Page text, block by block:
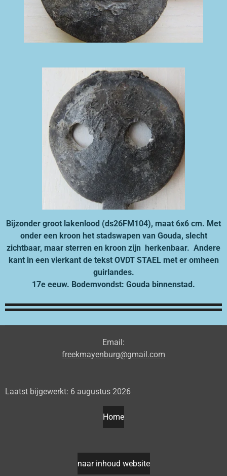
Bijzonder groot lakenlood (ds26FM104), maat 6x6 cm. Met
onder een kroon het stadswapen van Gouda, slecht
zichtbaar, maar sterren en kroon zijn herkenbaar. Andere
kant in een vierkant de tekst OVDT STAEL met er omheen
guirlandes.
17e eeuw. Bodemvondst: Gouda binnenstad.
Email:
freekmayenburg@gmail.com
Laatst bijgewerkt: 6 augustus 2026
Home
naar inhoud website